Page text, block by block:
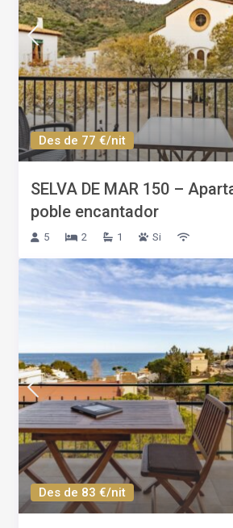
Des de 77 €/nit
SELVA DE MAR 150 –
poble encantador
5 2 1 Si
Des de 83 €/nit